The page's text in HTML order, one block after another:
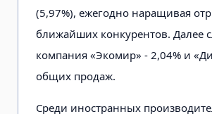
(5,97%), ежегодно наращивая
ближайших конкурентов. Далее
компания «Экомир» - 2,04% и
общих продаж.
Среди иностранных